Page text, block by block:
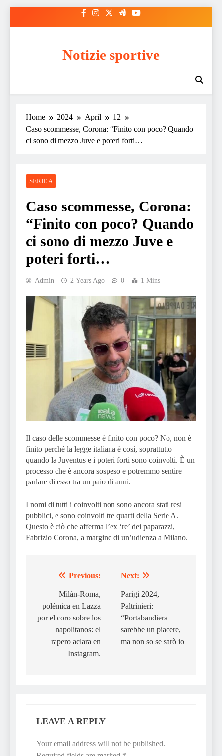
Notizie sportive
Home 2024 April
12
Caso scommesse, Corona: “Finito con poco? Quando
ci sono di mezzo Juve e poteri forti…
SERIE A
Caso scommesse, Corona:
“Finito con poco? Quando
ci sono di mezzo Juve e
poteri forti…
Admin 2 Years Ago 0 1 Mins
Il caso delle scommesse è finito con poco? No, non è
finito perché la legge italiana è così, soprattutto
quando la Juventus e i poteri forti sono coinvolti. È un
processo che è ancora sospeso e potremmo sentire
parlare di esso tra un paio di anni.
I nomi di tutti i coinvolti non sono ancora stati resi
pubblici, e sono coinvolti tre quarti della Serie A.
Questo è ciò che afferma l’ex ‘re’ dei paparazzi,
Fabrizio Corona, a margine di un’udienza a Milano.
navigation
Previous:
Milán-Roma,
polémica en Lazza
por el coro sobre los
napolitanos: el
rapero aclara en
Instagram.
Next:
Parigi 2024,
Paltrinieri:
“Portabandiera
sarebbe un piacere,
ma non so se sarò io
LEAVE A REPLY
Your email address will not be published.